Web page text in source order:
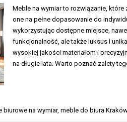
Meble na wymiar to rozwiązanie,
one na pełne dopasowanie do
wykorzystując dostępne miejsce,
funkcjonalność, ale także luksus i
wysokiej jakości materiałom i
na długie lata. Warto poznać zalety
biurowe na wymiar, meble do biura Kraków